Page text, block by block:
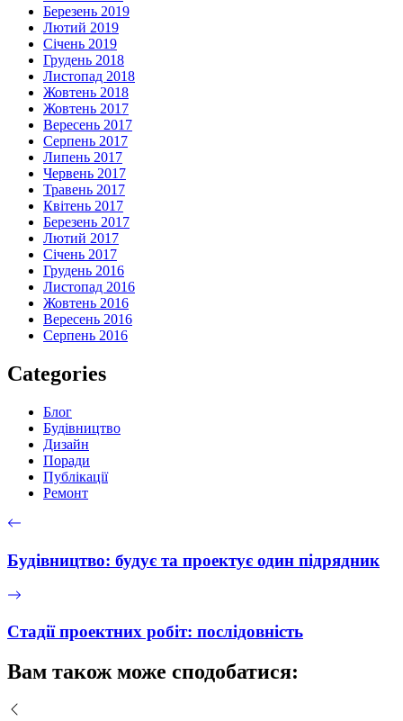
Березень 2019
Лютий 2019
Січень 2019
Грудень 2018
Листопад 2018
Жовтень 2018
Жовтень 2017
Вересень 2017
Серпень 2017
Липень 2017
Червень 2017
Травень 2017
Квітень 2017
Березень 2017
Лютий 2017
Січень 2017
Грудень 2016
Листопад 2016
Жовтень 2016
Вересень 2016
Серпень 2016
Categories
Блог
Будівництво
Дизайн
Поради
Публікації
Ремонт
Будівництво: будує та проектує один підрядник
Стадії проектних робіт: послідовність
Вам також може сподобатися: